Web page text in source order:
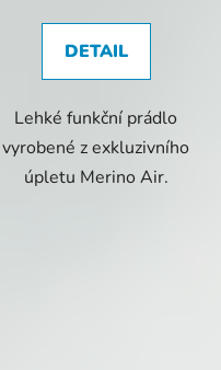
DETAIL
Lehké funkční prádlo
vyrobené z exkluzivního
úpletu Merino Air.